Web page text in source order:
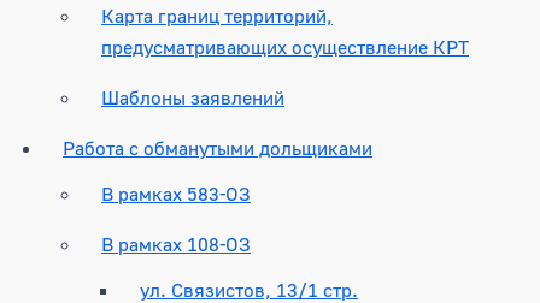
Карта границ территорий,
предусматривающих осуществление КРТ
Шаблоны заявлений
Работа с обманутыми дольщиками
В рамках 583-ОЗ
В рамках 108-ОЗ
ул. Связистов, 13/1 стр.